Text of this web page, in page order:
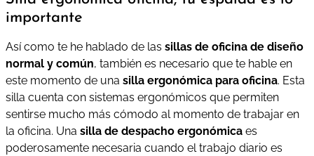
importante
Así como te he hablado de las sillas de oficina de diseño
normal y común, también es necesario que te hable en
este momento de una silla ergonómica para oficina. Esta
silla cuenta con sistemas ergonómicos que permiten
sentirse mucho más cómodo al momento de trabajar en
la oficina. Una silla de despacho ergonómica es
poderosamente necesaria cuando el trabajo diario es